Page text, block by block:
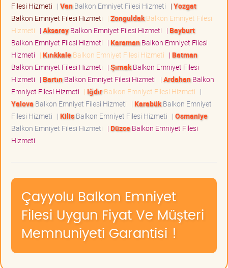
Filesi Hizmeti | VanBalkon Emniyet Filesi Hizmeti | Yozgat
Balkon Emniyet Filesi Hizmeti | ZonguldakBalkon Emniyet Filesi
Hizmeti | AksarayBalkon Emniyet Filesi Hizmeti | Bayburt
Balkon Emniyet Filesi Hizmeti | KaramanBalkon Emniyet Filesi
Hizmeti | KırıkkaleBalkon Emniyet Filesi Hizmeti | Batman
Balkon Emniyet Filesi Hizmeti | ŞırnakBalkon Emniyet Filesi
Hizmeti | BartınBalkon Emniyet Filesi Hizmeti | ArdahanBalkon
Emniyet Filesi Hizmeti | IğdırBalkon Emniyet Filesi Hizmeti |
Yalova Balkon Emniyet Filesi Hizmeti | KarabükBalkon Emniyet
Filesi Hizmeti | KilisBalkon Emniyet Filesi Hizmeti | Osmaniye
Balkon Emniyet Filesi Hizmeti | DüzceBalkon Emniyet Filesi
Hizmeti
Çayyolu Balkon Emniyet
Filesi Uygun Fiyat Ve Müşteri
Memnuniyeti Garantisi !